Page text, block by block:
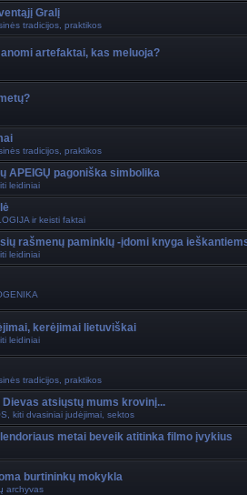
Gralį
tradicijos, praktikos
artefaktai, kas meluoja?
tradicijos, praktikos
APEIGŲ pagoniška simbolika
leidiniai
ir keisti faktai
rašmenų paminklų -įdomi knyga
leidiniai
kerėjimai lietuviškai
leidiniai
tradicijos, praktikos
Dievas atsiųstų mums krovinį...
kiti dvasiniai judėjimai, sektos
metai beveik atitinka filmo įvykius
burtininkų mokykla
archyvas